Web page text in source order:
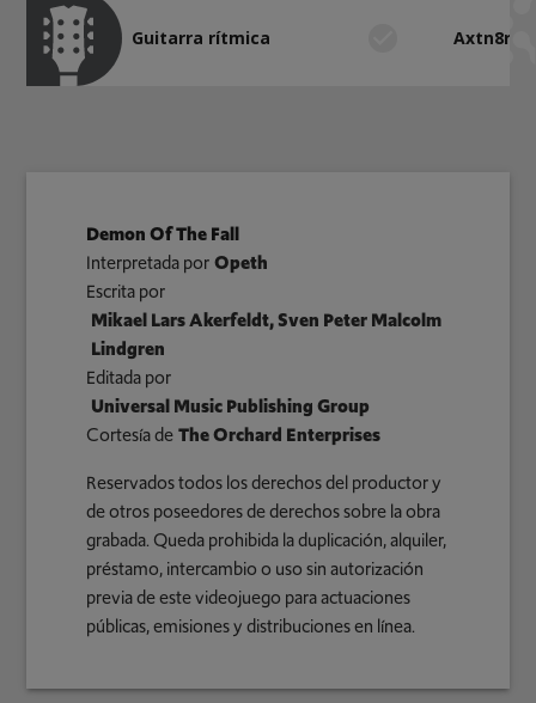
Guitarra rítmica Axtn8r
Demon Of The Fall
Interpretada porOpeth
Escrita por
Mikael Lars Akerfeldt, Sven Peter Malcolm
Lindgren
Editada por
Universal Music Publishing Group
Cortesía deThe Orchard Enterprises
Reservados todos los derechos del productor y
de otros poseedores de derechos sobre la obra
grabada. Queda prohibida la duplicación, alquiler,
préstamo, intercambio o uso sin autorización
previa de este videojuego para actuaciones
públicas, emisiones y distribuciones en línea.